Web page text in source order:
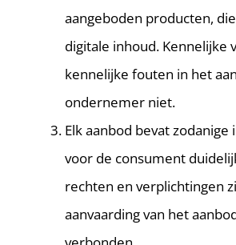
aangeboden producten,
digitale inhoud. Kennelijke
kennelijke fouten in het
ondernemer niet.
Elk aanbod bevat
voor de consument
rechten en verplichtingen
aanvaarding van het